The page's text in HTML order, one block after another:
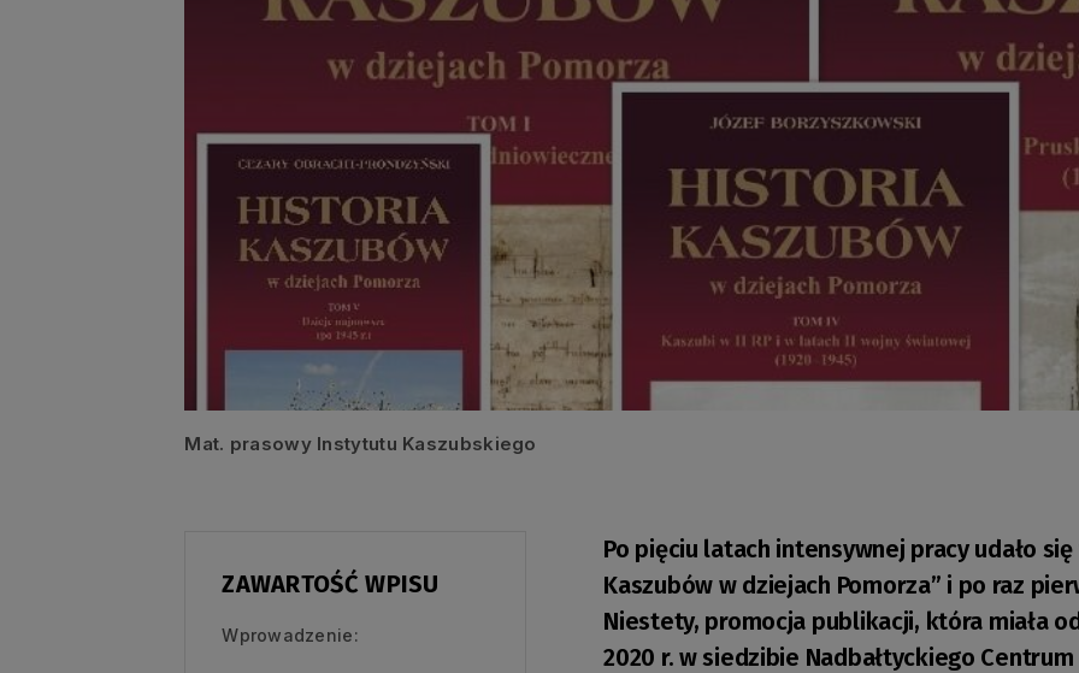
Mat. prasowy Instytutu Kaszubskiego
ZAWARTOŚĆ WPISU
Wprowadzenie:
Po pięciu latach intensywnej pracy udało
Kaszubów w dziejach Pomorza” i po raz
Niestety, promocja publikacji, która miała
2020 r. w siedzibie Nadbałtyckiego